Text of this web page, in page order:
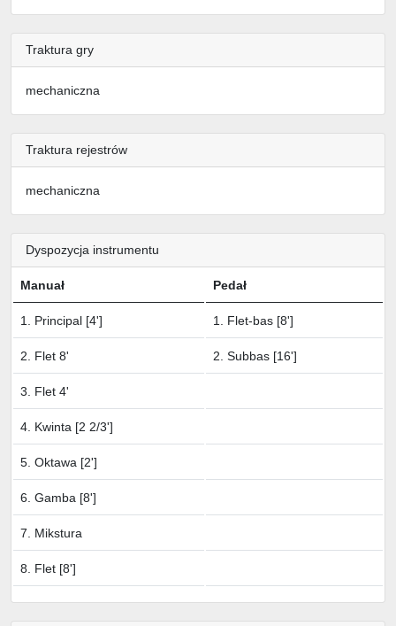
Traktura gry
mechaniczna
Traktura rejestrów
mechaniczna
Dyspozycja instrumentu
Manuał Pedał
1. Principal [4'] 1. Flet-bas [8']
2. Flet 8' 2. Subbas [16']
3. Flet 4'
4. Kwinta [2 2/3']
5. Oktawa [2']
6. Gamba [8']
7. Mikstura
8. Flet [8']